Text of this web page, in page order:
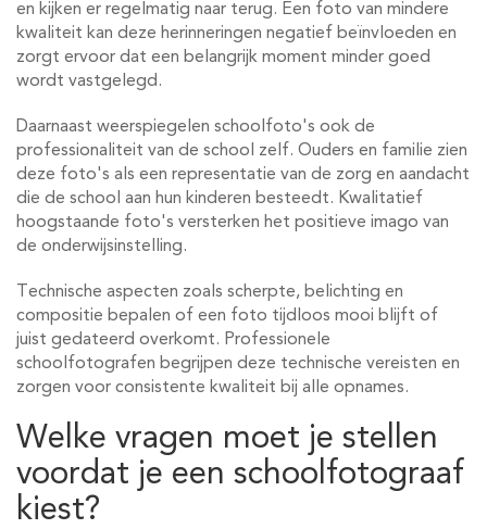
en kijken er regelmatig naar terug. Een foto van mindere
kwaliteit kan deze herinneringen negatief beïnvloeden en
zorgt ervoor dat een belangrijk moment minder goed
wordt vastgelegd.
Daarnaast weerspiegelen schoolfoto's ook de
professionaliteit van de school zelf. Ouders en familie zien
deze foto's als een representatie van de zorg en aandacht
die de school aan hun kinderen besteedt. Kwalitatief
hoogstaande foto's versterken het positieve imago van
de onderwijsinstelling.
Technische aspecten zoals scherpte, belichting en
compositie bepalen of een foto tijdloos mooi blijft of
juist gedateerd overkomt. Professionele
schoolfotografen begrijpen deze technische vereisten en
zorgen voor consistente kwaliteit bij alle opnames.
Welke vragen moet je stellen
voordat je een schoolfotograaf
kiest?